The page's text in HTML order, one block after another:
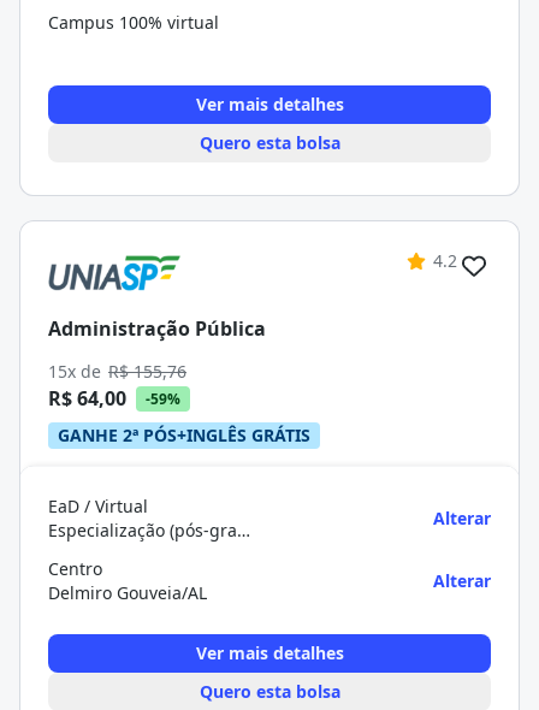
Campus 100% virtual
Ver mais detalhes
Quero esta bolsa
4.2
Administração Pública
15x de R$ 155,76
R$ 64,00 -59%
GANHE 2ª PÓS+INGLÊS GRÁTIS
EaD / Virtual
Especialização (pós-graduação)
Alterar
Centro
Delmiro Gouveia/AL
Alterar
Ver mais detalhes
Quero esta bolsa